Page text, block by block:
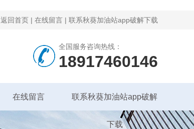
返回首页 | 在线留言 | 联系秋葵加油站app破解下载
全国服务咨询热线：
18917460146
在线留言 联系秋葵加油站app破解
下载